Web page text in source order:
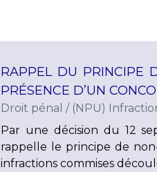
RAPPEL DU PRINCIPE
PRÉSENCE D’UN
Droit pénal / (NPU)
Par une décision du 12
rappelle le principe de
infractions commises